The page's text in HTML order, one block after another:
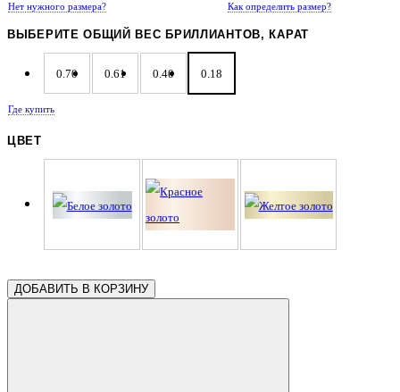
Нет нужного размера? Как определить размер?
ВЫБЕРИТЕ ОБЩИЙ ВЕС БРИЛЛИАНТОВ, КАРАТ
0.70 0.61 0.40 0.18
Где купить
ЦВЕТ
ДОБАВИТЬ В КОРЗИНУ